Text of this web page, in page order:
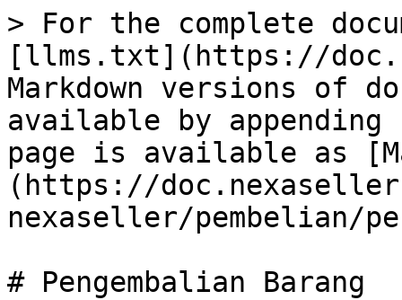
> For the complete
[llms.txt](https://
Markdown versions of
available by
page is available as
(https://
nexaseller/pembelian/
# Pengembalian Barang